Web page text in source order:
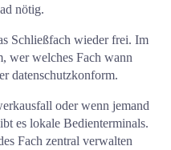
nötig.
Schließfach wieder frei. Im
wer welches Fach wann
datenschutzkonform.
oder wenn jemand
es lokale Bedienterminals.
Fach zentral verwalten